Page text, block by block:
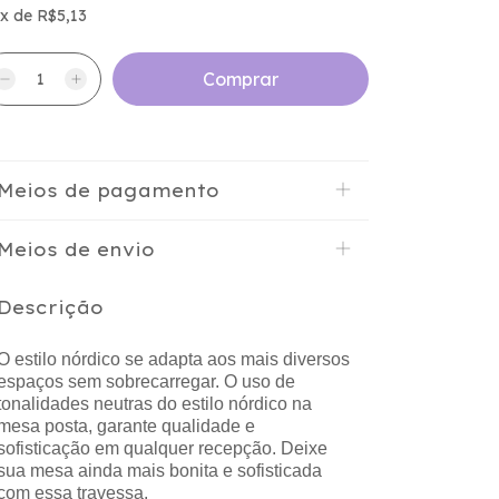
x de R$5,13
de pagamento
de envio
estilo nórdico se adapta aos mais diversos
sem sobrecarregar. O uso de
neutras do estilo nórdico na
posta, garante qualidade e
em qualquer recepção. Deixe
mesa ainda mais bonita e sofisticada
essa travessa.